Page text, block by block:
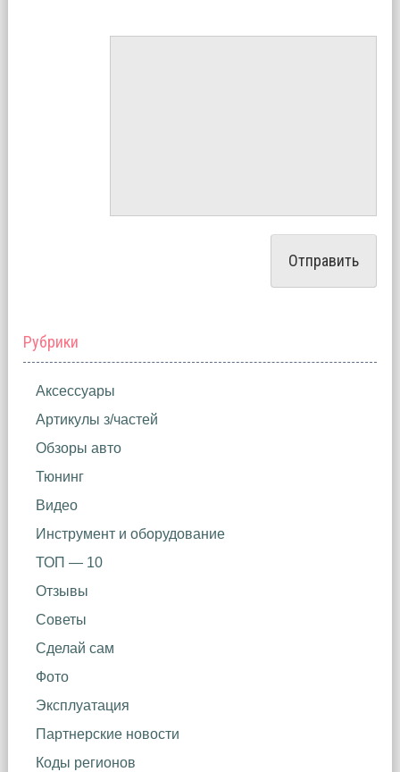
Рубрики
Аксессуары
Артикулы з/частей
Обзоры авто
Тюнинг
Видео
Инструмент и оборудование
ТОП — 10
Отзывы
Советы
Сделай сам
Фото
Эксплуатация
Партнерские новости
Коды регионов